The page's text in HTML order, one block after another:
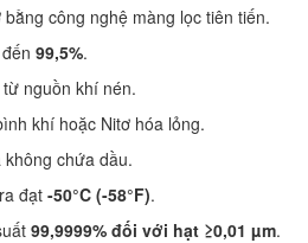
công nghệ màng lọc tiên tiến.
99,5%.
nguồn khí nén.
khí hoặc Nitơ hóa lỏng.
không chứa dầu.
đạt -50°C (-58°F).
99,9999% đối với hạt ≥0,01 µm.